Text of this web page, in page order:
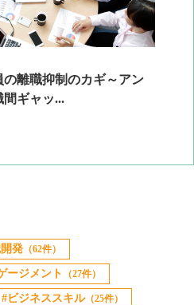
離職抑制のカギ～アン
ギャッ...
発 （62件）
ージメント （27件）
ビジネススキル（25件）